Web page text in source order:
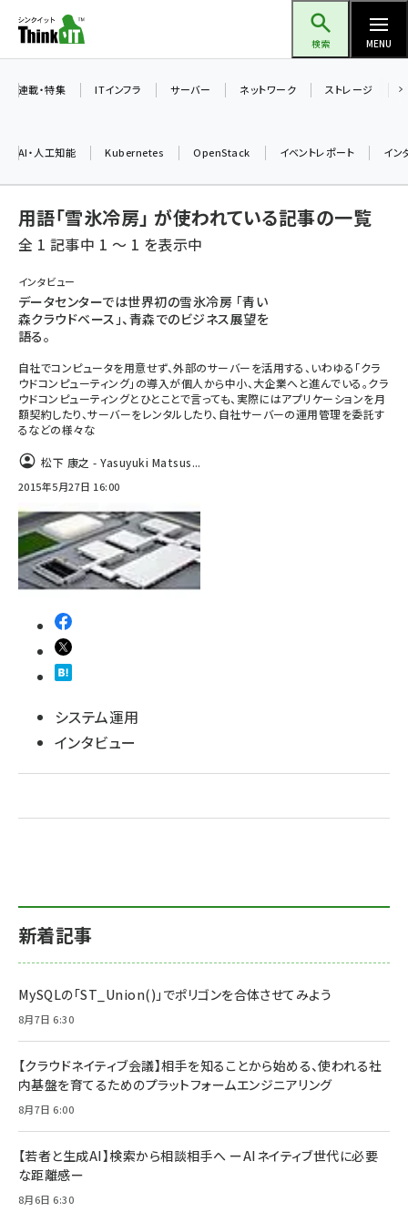
ン
ツ
検索 MENU
ai (2493)
加藤銘のチーム貢献～仲間と築いた勝利の絆～ (2314)
北海道をのんびり旅する晴山佳須夫のヒント集！ (2034)
genai (1483)
abc123 (1358)
ai crunch (1353)
連載・特集 ITインフラ サーバー ネットワーク ストレージ
AI・人工知能 Kubernetes OpenStack イベントレポート イン
用語「雪氷冷房」 が使われている記事の一覧
全 1 記事中 1 ～ 1 を表示中
インタビュー
データセンターでは世界初の雪氷冷房 「青い
森クラウドベース」、青森でのビジネス展望を
語る。
自社でコンピュータを用意せず、外部のサーバーを活用する、いわゆる「クラ
ウドコンピューティング」の導入が個人から中小、大企業へと進んでいる。クラ
ウドコンピューティングとひとことで言っても、実際にはアプリケーションを月
額契約したり、サーバーをレンタルしたり、自社サーバーの運用管理を委託す
るなどの様々な
松下 康之 - Yasuyuki Matsus...
2015年5月27日 16:00
システム運用
インタビュー
新着記事
MySQLの「ST_Union()」でポリゴンを合体させてみよう
8月7日 6:30
【クラウドネイティブ会議】相手を知ることから始める、使われる社
内基盤を育てるためのプラットフォームエンジニアリング
8月7日 6:00
【若者と生成AI】検索から相談相手へ ーAIネイティブ世代に必要
な距離感ー
8月6日 6:30